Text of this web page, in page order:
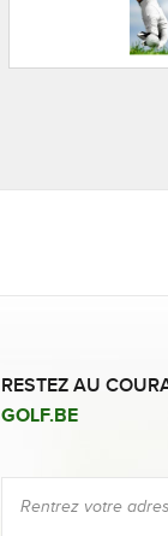
RESTEZ AU
GOLF.BE